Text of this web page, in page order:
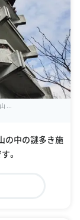
...
の中の謎多き施
。